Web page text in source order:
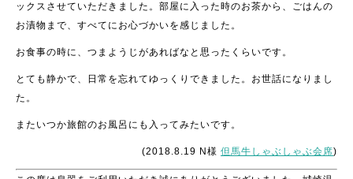
ックスさせていただきました。部屋に入った時のお茶から、ごはんの
お漬物まで、すべてにお心づかいを感じました。
お食事の時に、つまようじがあればなと思ったくらいです。
とても静かで、日常を忘れてゆっくりできました。お世話になりまし
た。
またいつか旅館のお風呂にも入ってみたいです。
(2018.8.19 N様 但馬牛しゃぶしゃぶ会席)